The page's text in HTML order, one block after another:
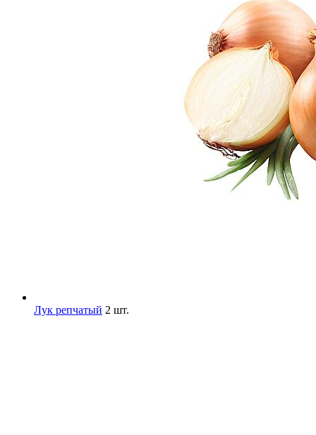
Лук репчатый 2 шт.